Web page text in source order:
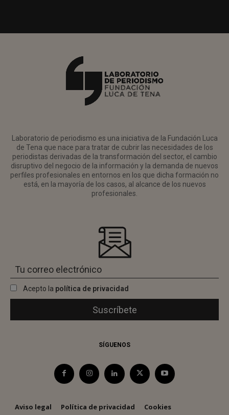
Laboratorio de periodismo es una iniciativa de la Fundación Luca
de Tena que nace para tratar de cubrir las necesidades de los
periodistas derivadas de la transformación del sector, el cambio
disruptivo del negocio de la información y la demanda de nuevos
perfiles profesionales en entornos en los que dicha formación no
está, en la mayoría de los casos, al alcance de los nuevos
profesionales.
Acepto la política de privacidad
SÍGUENOS
Aviso legal Política de privacidad Cookies